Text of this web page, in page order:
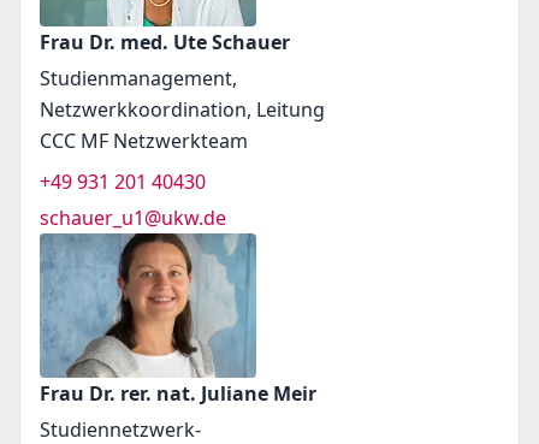
Frau Dr. med. Ute Schauer
Studienmanagement,
Netzwerkkoordination, Leitung
CCC MF Netzwerkteam
+49 931 201 40430
schauer_u1@ukw.de
Frau Dr. rer. nat. Juliane Meir
Studiennetzwerk-